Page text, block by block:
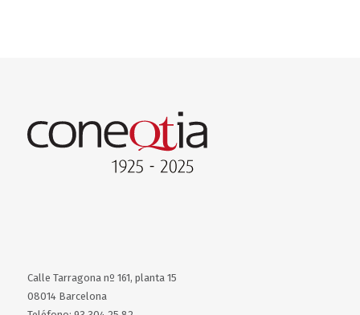
Calle Tarragona nº 161, planta 15
08014 Barcelona